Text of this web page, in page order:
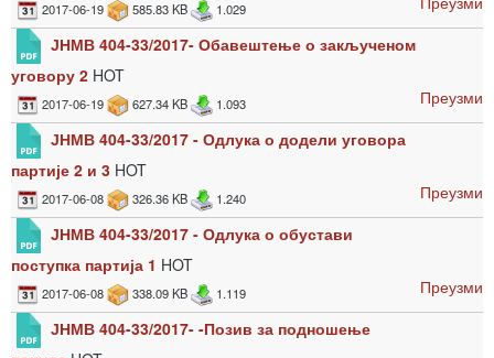
2017-06-19 585.83 KB 1.029
ЈНМВ 404-33/2017- Обавештење о закљученом
уговору 2 HOT
2017-06-19 627.34 KB 1.093
Преузми
ЈНМВ 404-33/2017 - Одлука о додели уговора
партије 2 и 3 HOT
2017-06-08 326.36 KB 1.240
Преузми
ЈНМВ 404-33/2017 - Одлука о обустави
поступка партија 1 HOT
2017-06-08 338.09 KB 1.119
Преузми
ЈНМВ 404-33/2017- -Позив за подношење